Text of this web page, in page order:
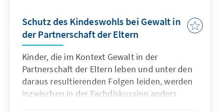
Schutz des Kindeswohls bei Gewalt in
der Partnerschaft der Eltern
Kinder, die im Kontext Gewalt in der
Partnerschaft der Eltern leben und unter den
daraus resultierenden Folgen leiden, werden
inzwischen in der Fachdiskussion anders